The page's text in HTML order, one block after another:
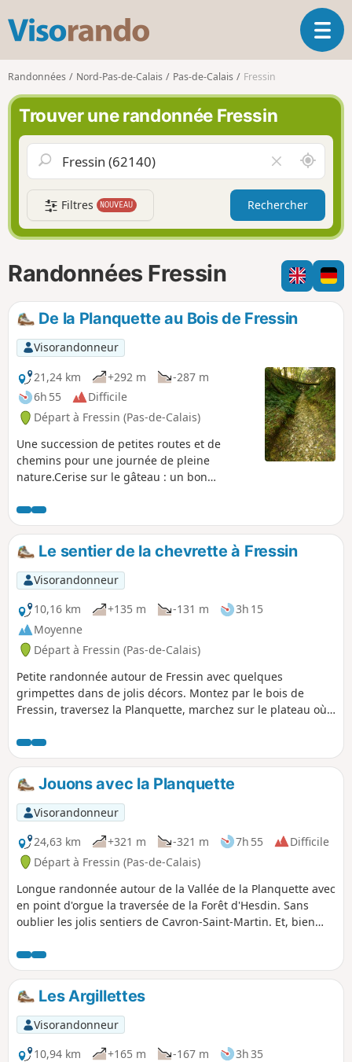
s
o
r
n
d
o
O
u
l
a
i
g
t
i
o
Randonnées Nord-Pas-de-Calais Pas-de-Calais Fressin
Trouver une randonnée Fressin
i
d
e
r
l
e
h
a
m
A
u
t
u
r
d
e
m
Filtres NOUVEAU Rechercher
Randonnées Fressin
De la Planquette au Bois de Fressin
Visorandonneur
21,24 km
+292 m
-287 m
6h 55
Difficile
Départ à Fressin (Pas-de-Calais)
Une succession de petites routes et de
chemins pour une journée de pleine
nature.Cerise sur le gâteau : un bon
le Bois de Fressin. Pour les randonneurs très
aguerris, je conseille fortement la variante
décrite dans les infos pratiques.
Le sentier de la chevrette à Fressin
Visorandonneur
10,16 km
+135 m -131 m
3h 15
Moyenne
Départ à Fressin (Pas-de-Calais)
Petite randonnée autour de Fressin avec quelques
grimpettes dans de jolis décors. Montez par le bois de
Fressin, traversez la Planquette, marchez sur le plateau où
château que vous contemplez de plus près sur le retour.
Sentier bien balisé Jaune. Certains diront que cela est
inutile de retranscrire des chemins balisés mais pour moi il
est important de les faire connaître de la communauté.
Jouons avec la Planquette
Visorandonneur
24,63 km
+321 m -321 m 7h 55
Difficile
Départ à Fressin (Pas-de-Calais)
Longue randonnée autour de la Vallée de la Planquette avec
en point d'orgue la traversée de la Forêt d'Hesdin. Sans
oublier les jolis sentiers de Cavron-Saint-Martin. Et, bien
de Fressin qui ravit plus d’un mollet. Quand je suis passé
début septembre 2023, les chemins étaient excellents mais
les premières pluies vont vite les dégrader et la balade
deviendra très difficile. L'utilisation de l'appli facilite
grandement le cheminement !
Les Argillettes
Visorandonneur
10,94 km
+165 m -167 m
3h 35